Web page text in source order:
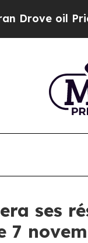
oil Prices
ses
7